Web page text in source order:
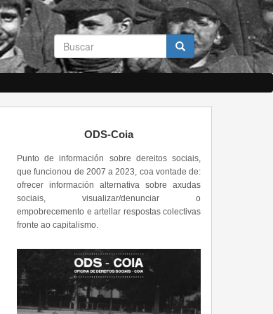
Formulario
de
busca
Buscar
ODS-Coia
Punto de información sobre dereitos sociais,
que funcionou de 2007 a 2023, coa vontade de:
ofrecer información alternativa sobre axudas
sociais, visualizar/denunciar o
empobrecemento e artellar respostas colectivas
fronte ao capitalismo.